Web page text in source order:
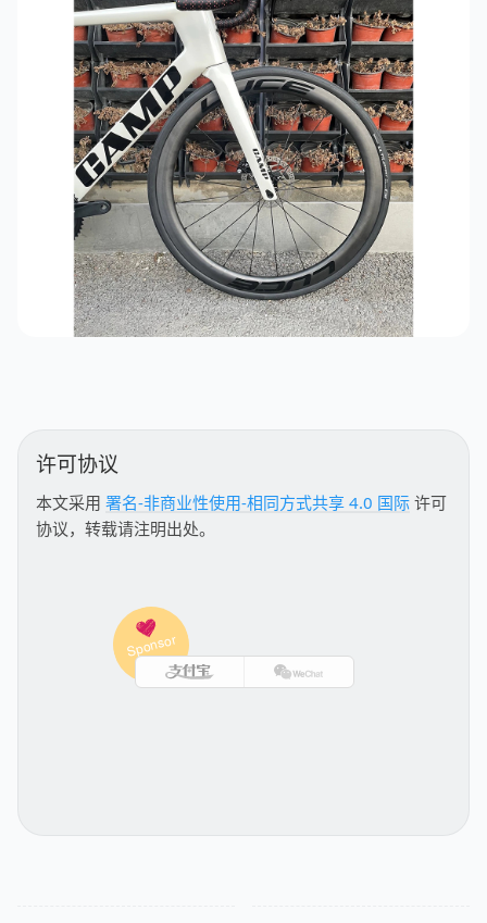
许可协议
本文采用 署名-非商业性使用-相同方式共享 4.0 国际 许可
协议，转载请注明出处。